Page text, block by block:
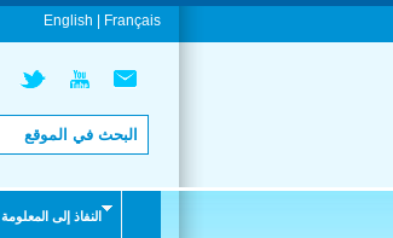
English | Français
النفاذ إلى المعلومة